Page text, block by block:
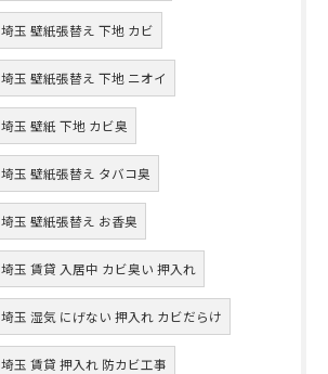
埼玉 壁紙張替え 下地 カビ
埼玉 壁紙張替え 下地 ニオイ
埼玉 壁紙 下地 カビ臭
埼玉 壁紙張替え タバコ臭
埼玉 壁紙張替え お香臭
埼玉 賃貸 入居中 カビ臭い 押入れ
埼玉 湿気 にげない 押入れ カビだらけ
埼玉 賃貸 押入れ 防カビ工事